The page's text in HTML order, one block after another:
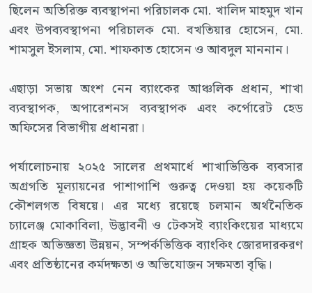
ছিলেন অতিরিক্ত ব্যবস্থাপনা পরিচালক মো. খালিদ মাহমুদ খান
এবং উপব্যবস্থাপনা পরিচালক মো. বখতিয়ার হোসেন, মো.
শামসুল ইসলাম, মো. শাফকাত হোসেন ও আবদুল মাননান।
এছাড়া সভায় অংশ নেন ব্যাংকের আঞ্চলিক প্রধান, শাখা
ব্যবস্থাপক, অপারেশনস ব্যবস্থাপক এবং কর্পোরেট হেড
অফিসের বিভাগীয় প্রধানরা।
পর্যালোচনায় ২০২৫ সালের প্রথমার্ধে শাখাভিত্তিক ব্যবসার
অগ্রগতি মূল্যায়নের পাশাপাশি গুরুত্ব দেওয়া হয় কয়েকটি
কৌশলগত বিষয়ে। এর মধ্যে রয়েছে চলমান অর্থনৈতিক
চ্যালেঞ্জ মোকাবিলা, উদ্ভাবনী ও টেকসই ব্যাংকিংয়ের মাধ্যমে
গ্রাহক অভিজ্ঞতা উন্নয়ন, সম্পর্কভিত্তিক ব্যাংকিং জোরদারকরণ
এবং প্রতিষ্ঠানের কর্মদক্ষতা ও অভিযোজন সক্ষমতা বৃদ্ধি।